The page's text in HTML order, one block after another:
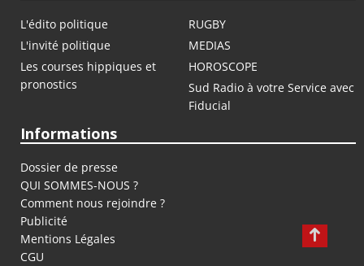
L'édito politique
RUGBY
L'invité politique
MEDIAS
Les courses hippiques et
pronostics
HOROSCOPE
Sud Radio à votre Service avec
Fiducial
Informations
Dossier de presse
QUI SOMMES-NOUS ?
Comment nous rejoindre ?
Publicité
Mentions Légales
CGU